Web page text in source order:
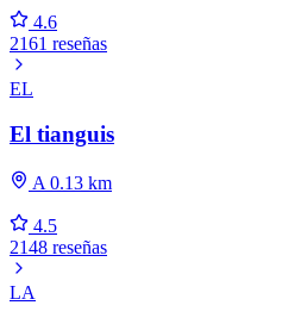
4.6
2161 reseñas
EL
El tianguis
A 0.13 km
4.5
2148 reseñas
LA